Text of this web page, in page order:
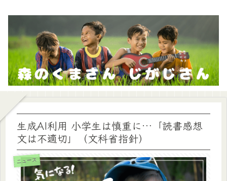
生成AI利用 小学生は慎重に…「読書感想
文は不適切」（文科省指針）
ニュース